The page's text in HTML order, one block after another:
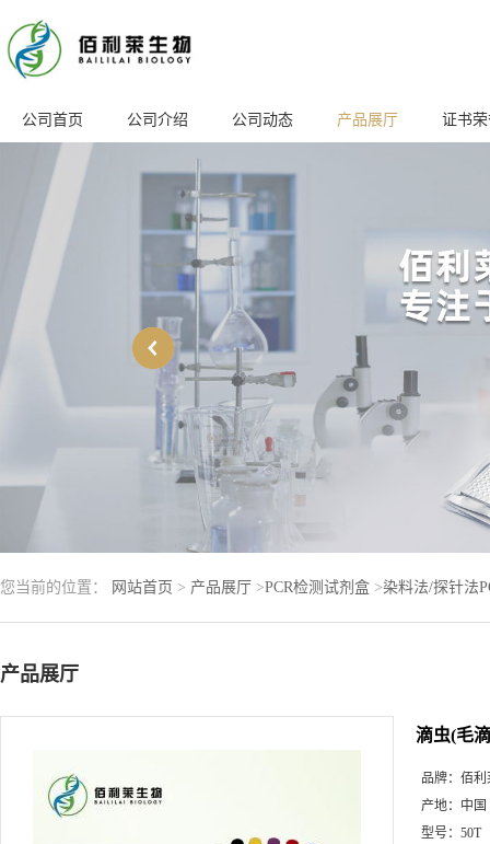
公司首页 公司介绍 公司动态 产品展厅 证书
您当前的位置： 网站首页 > 产品展厅 >PCR检测试剂盒 >染料法/探针法
产品展厅
滴虫(毛
品牌： 佰利
产地： 中国
型号： 50T